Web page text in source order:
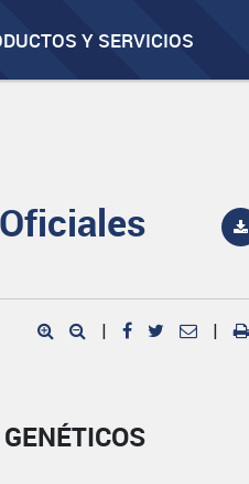
Y SERVICIOS
| |